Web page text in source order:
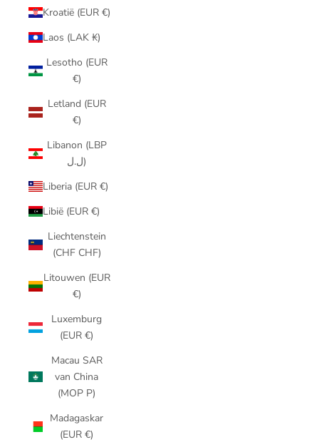
Kroatië (EUR €)
Laos (LAK ₭)
Lesotho (EUR
€)
Letland (EUR
€)
Libanon (LBP
ل.ل)
Liberia (EUR €)
Libië (EUR €)
Liechtenstein
(CHF CHF)
Litouwen (EUR
€)
Luxemburg
(EUR €)
Macau SAR
van China
(MOP P)
Madagaskar
(EUR €)